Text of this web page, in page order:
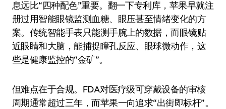
息远比“四种配色”重要。翻一下专利库，苹果早就注
册过用智能眼镜监测血糖、眼压甚至情绪变化的方
案。传统智能手表只能测手腕上的数据，而眼镜贴
近眼睛和大脑，能捕捉瞳孔反应、眼球微动作，这
些是健康监控的“金矿”。
但难点在于合规。FDA对医疗级可穿戴设备的审核
周期通常超过三年，而苹果一向追求“出街即标杆”。